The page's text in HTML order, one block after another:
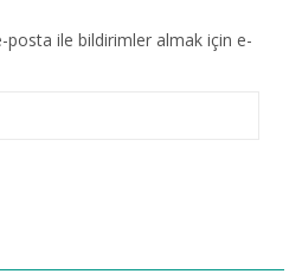
ile bildirimler almak için e-